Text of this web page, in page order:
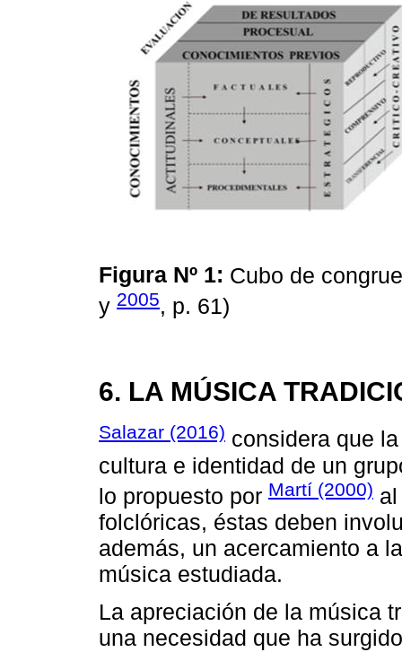
Figura Nº 1: Cubo de
y 2005, p. 61)
6. LA MÚSICA
Salazar (2016) considera que
cultura e identidad de un
lo propuesto por Martí (2000)
folclóricas, éstas deben
además, un acercamiento a
música estudiada.
La apreciación de la música
una necesidad que ha